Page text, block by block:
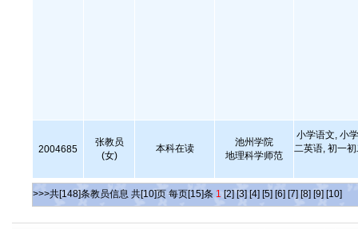
2004685
张教员
(女)
本科在读
池州学院
地理科学师范
小学语文, 小
二英语, 初一
>>>共[148]条教员信息 共[10]页 每页[15]条 1 [2] [3] [4] [5] [6] [7] [8] [9] [10]